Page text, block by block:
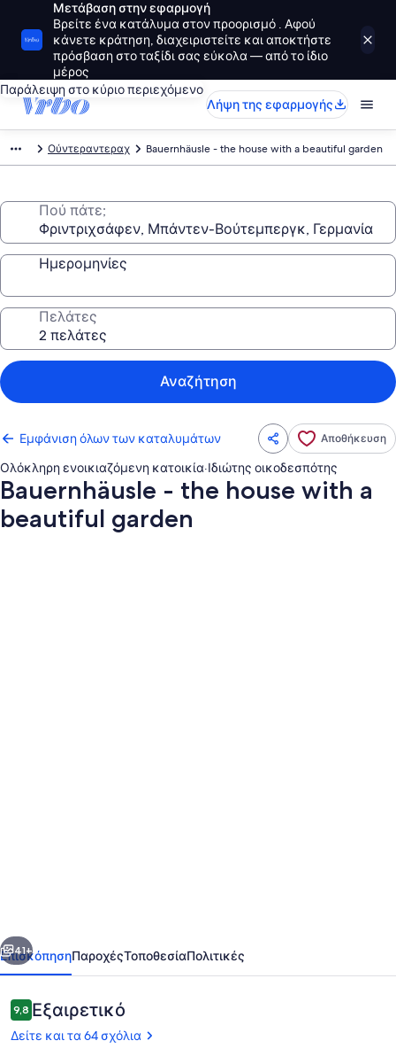
Μετάβαση στην εφαρμογή
Βρείτε ένα κατάλυμα στον προορισμό . Αφού
κάνετε κράτηση, διαχειριστείτε και αποκτήστε
πρόσβαση στο ταξίδι σας εύκολα — από το ίδιο
μέρος
Παράλειψη στο κύριο περιεχόμενο
Λήψη της εφαρμογής
Ούντεραντεραχ Bauernhäusle - the house with a beautiful garden
Πού πάτε;
Ημερομηνίες
Πελάτες
Αναζήτηση
Εμφάνιση όλων των καταλυμάτων Αποθήκευση
Ολόκληρη ενοικιαζόμενη κατοικία·Ιδιώτης οικοδεσπότης
Bauernhäusle - the house with a
beautiful garden
a
beautiful
garden
Επόμενο
41+
ΕπισκόπησηΠαροχέςΤοποθεσίαΠολιτικές
Σχόλια
9,89,8 στα 10
Εξαιρετικό
Δείτε και τα 64 σχόλια